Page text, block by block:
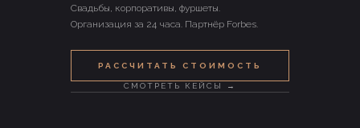
Свадьбы, корпоративы, фуршеты.
Организация за 24 часа. Партнёр Forbes.
РАССЧИТАТЬ СТОИМОСТЬ
СМОТРЕТЬ КЕЙСЫ →